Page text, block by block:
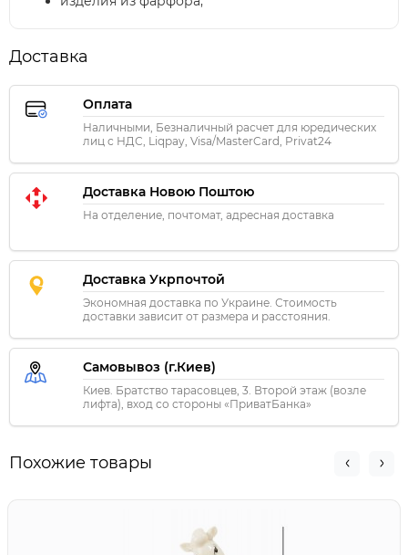
Доставка
Оплата
Наличными, Безналичный расчет для юредических
лиц с НДС, Liqpay, Visa/MasterCard, Privat24
Доставка Новою Поштою
На отделение, почтомат, адресная доставка
Доставка Укрпочтой
Экономная доставка по Украине. Стоимость
доставки зависит от размера и расстояния.
Самовывоз (г.Киев)
Киев. Братство тарасовцев, 3. Второй этаж (возле
лифта), вход со стороны «ПриватБанка»
Похожие товары